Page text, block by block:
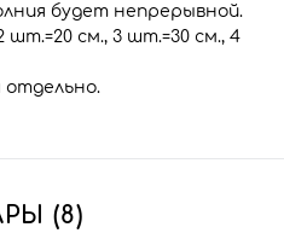
будет непрерывной.
шт.=20 см., 3 шт.=30 см., 4
отдельно.
(8)